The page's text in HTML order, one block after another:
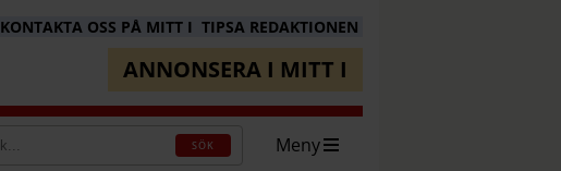
KONTAKTA OSS PÅ MITT I TIPSA REDAKTIONEN
ANNONSERA I MITT I
SÖK Meny